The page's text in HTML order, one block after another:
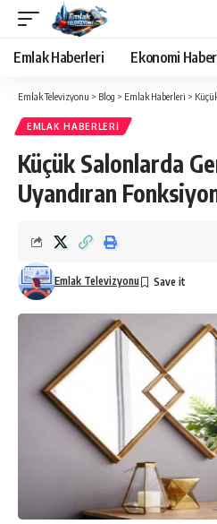
Emlak Haberleri Ekonomi
Emlak Televizyonu > Blog > Emlak Haberleri > Küçük
EMLAK HABERLERI
Küçük Salonlarda
Uyandıran
Emlak Televizyonu